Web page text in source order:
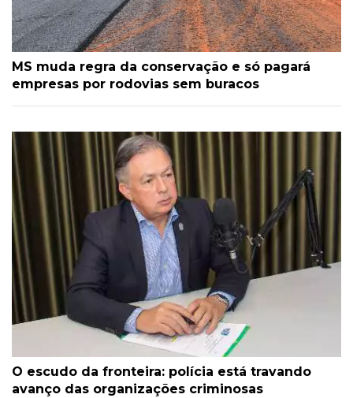
MS muda regra da conservação e só pagará
empresas por rodovias sem buracos
O escudo da fronteira: polícia está travando
avanço das organizações criminosas